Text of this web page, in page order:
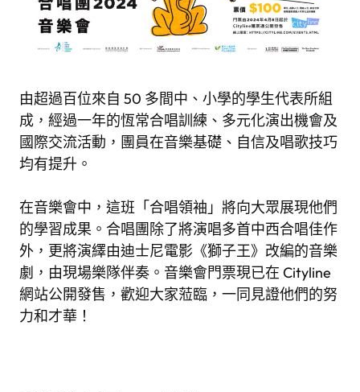
由超過百位來自 50 多間中、小學的學生代表所組
成，經過一年的恆常合唱訓練、多元化演出機會及
國際交流活動，團員在音樂基礎、自信及唱歌技巧
均有提升。
在音樂會中，這班「合唱領袖」將向大眾展現他們
的學習成果。合唱團除了將演唱多首中西合唱佳作
外，更將演繹由迪士尼電影《獅子王》改編的音樂
劇，由現場樂隊伴奏。音樂會門票現已在 Cityline
網站公開發售，歡迎大家蒞臨，一同見證他們的努
力和才華！